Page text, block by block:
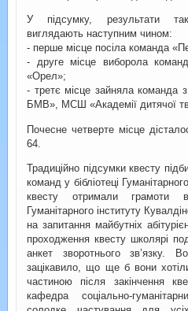
У підсумку, результати
виглядають наступним чином:
- перше місце посіла команда
- друге місце виборола
«Орел»;
- третє місце зайняла команда
БМВ», МСШ «Академії дитячої
Почесне четверте місце
64.
Традиційно підсумки квесту
команд у бібліотеці
квесту отримали грамоти
Гуманітарного інституту
на запитання майбутніх
проходження квесту школярі
анкет зворотнього
зацікавило, що ще б вони
частиною після закінчення
кафедра соціально-